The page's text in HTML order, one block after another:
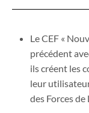
Le CEF «
précédent
ils créent les
leur
des Forces de